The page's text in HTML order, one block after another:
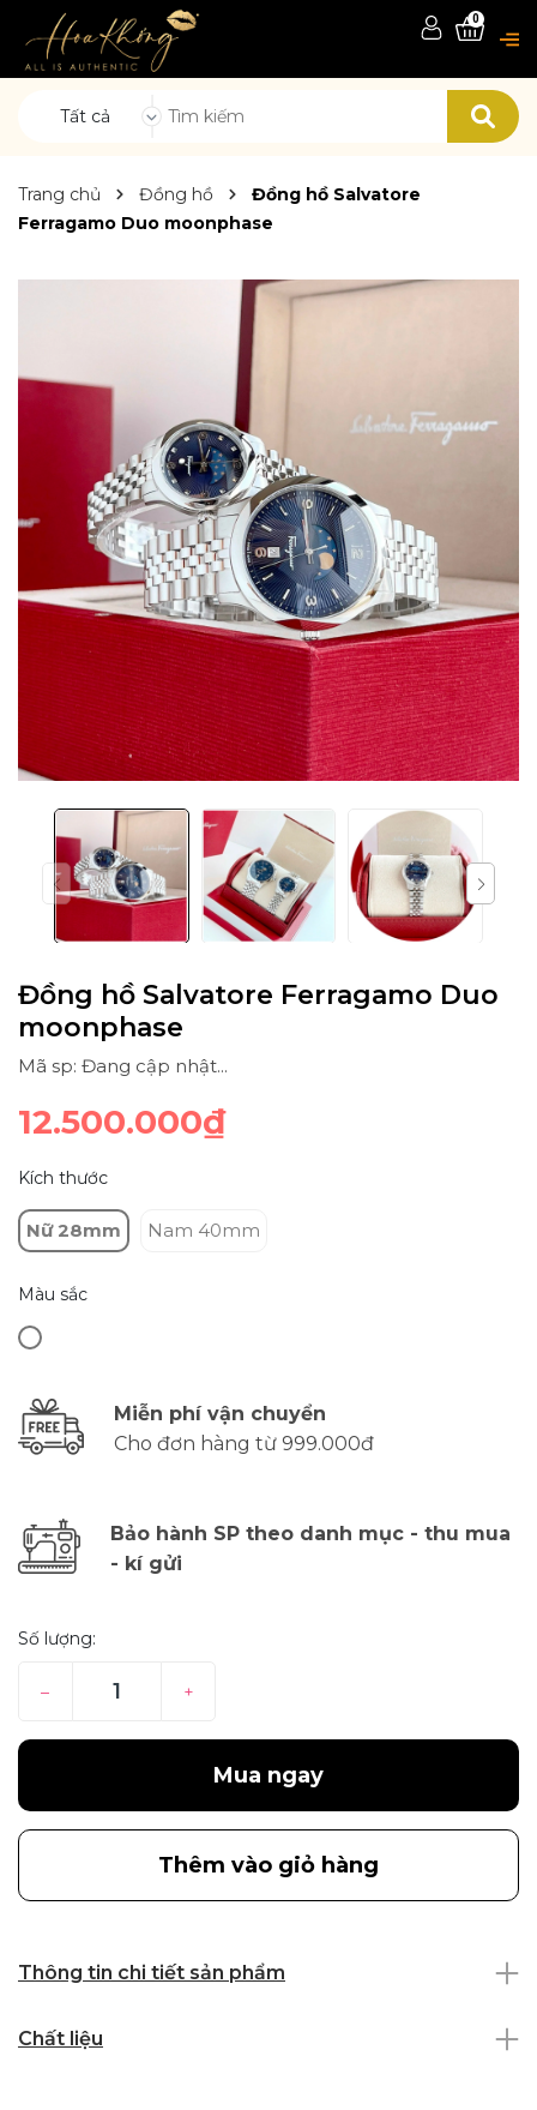
Tất cả
0
Trang chủ Đồng hồ
Đồng hồ Salvatore
Ferragamo Duo moonphase
Đồng hồ Salvatore Ferragamo Duo
moonphase
Mã sp: Đang cập nhật...
12.500.000₫
Kích thước
Nữ 28mm Nam 40mm
Màu sắc
Miễn phí vận chuyển
Cho đơn hàng từ 999.000đ
Bảo hành SP theo danh mục - thu mua
- kí gửi
Số lượng:
– +
Mua ngay
Thêm vào giỏ hàng
Thông tin chi tiết sản phẩm
Chất liệu